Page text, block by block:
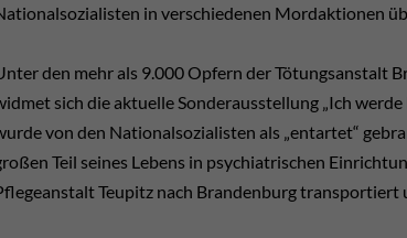
in verschiedenen Mordaktionen
den mehr als 9.000 Opfern der Tötungsanstalt
sich die aktuelle Sonderausstellung „Ich
von den Nationalsozialisten als „entartet“
Teil seines Lebens in psychiatrischen
Teupitz nach Brandenburg transportiert